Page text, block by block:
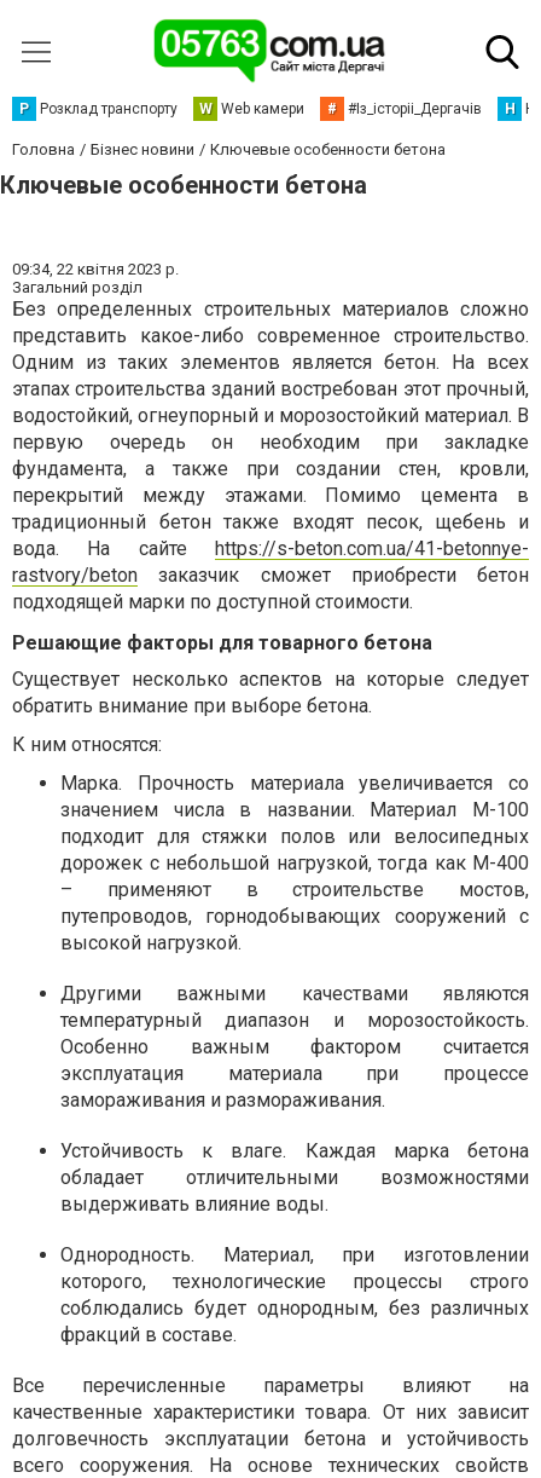
Р Розклад транспорту W Web камери # #Із_історіі_Дергачів Н
Головна Бізнес новини Ключевые особенности бетона
Ключевые особенности бетона
09:34, 22 квітня 2023 р.
Загальний розділ
Без определенных строительных материалов сложно
представить какое-либо современное строительство.
Одним из таких элементов является бетон. На всех
этапах строительства зданий востребован этот прочный,
водостойкий, огнеупорный и морозостойкий материал. В
первую очередь он необходим при закладке
фундамента, а также при создании стен, кровли,
перекрытий между этажами. Помимо цемента в
традиционный бетон также входят песок, щебень и
вода. На сайте https://s-beton.com.ua/41-betonnye-
rastvory/beton
заказчик сможет приобрести бетон
подходящей марки по доступной стоимости.
Решающие факторы для товарного бетона
Существует несколько аспектов на которые следует
обратить внимание при выборе бетона.
К ним относятся:
Марка. Прочность материала увеличивается со
значением числа в названии. Материал М-100
подходит для стяжки полов или велосипедных
дорожек с небольшой нагрузкой, тогда как М-400
– применяют в строительстве мостов,
путепроводов, горнодобывающих сооружений с
высокой нагрузкой.
Другими важными качествами являются
температурный диапазон и морозостойкость.
Особенно важным фактором считается
эксплуатация материала при процессе
замораживания и размораживания.
Устойчивость к влаге. Каждая марка бетона
обладает отличительными возможностями
выдерживать влияние воды.
Однородность. Материал, при изготовлении
которого, технологические процессы строго
соблюдались будет однородным, без различных
фракций в составе.
Все перечисленные параметры влияют на
качественные характеристики товара. От них зависит
долговечность эксплуатации бетона и устойчивость
всего сооружения. На основе технических свойств